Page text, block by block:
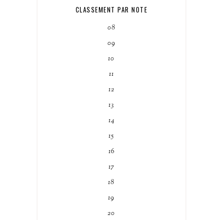
CLASSEMENT PAR NOTE
08
09
10
11
12
13
14
15
16
17
18
19
20